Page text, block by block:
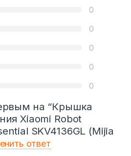
0
0
0
0
0
на “Крышка
Xiaomi Robot
SKV4136GL (Mijia
ответ